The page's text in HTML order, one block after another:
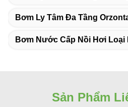
Bơm Ly Tâm Đa Tầng
Bơm Nước Cấp Nồi Hơi Loại
Sản Phẩm